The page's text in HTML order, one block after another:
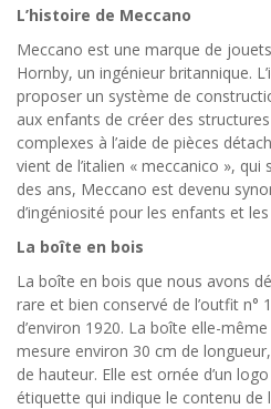
L’histoire de Meccano
Meccano est une marque de
Hornby, un ingénieur britannique.
proposer un système de
aux enfants de créer des
complexes à l’aide de pièces
vient de l’italien « meccanico », qui
des ans, Meccano est devenu
d’ingéniosité pour les enfants et
La boîte en bois
La boîte en bois que nous avons
rare et bien conservé de l’outfit n°
d’environ 1920. La boîte elle-
mesure environ 30 cm de
de hauteur. Elle est ornée d’un
étiquette qui indique le contenu de